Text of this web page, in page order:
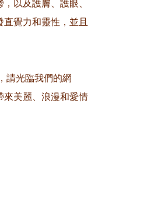
以及護膚、護眼、
覺力和靈性，並且
請光臨我們的網
來美麗、浪漫和愛情